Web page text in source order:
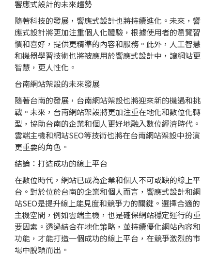
響應式設計的未來趨勢
隨著科技的發展，響應式設計也將持續進化。未來，響
應式設計將更加注重個人化體驗，根據使用者的瀏覽習
慣和喜好，提供更精準的內容和服務。此外，人工智慧
和機器學習技術也將被應用於響應式設計中，讓網站更
智慧，更人性化。
台南網站架設的未來發展
隨著台南的發展，台南網站架設也將迎來新的機遇和挑
戰。未來，台南網站架設將更加注重在地化和數位化轉
型，協助台南的企業和個人更好地融入數位經濟時代。
雲端主機和網站SEO等技術也將在台南網站架設中扮演
更重要的角色。
結論：打造成功的線上平台
在數位時代，網站已成為企業和個人不可或缺的線上平
台。對於位於台南的企業和個人而言，響應式設計和網
站SEO是提升線上能見度和競爭力的關鍵。選擇合適的
主機空間，例如雲端主機，也是確保網站穩定運行的重
要因素。透過結合在地化策略，並持續優化網站內容和
功能，才能打造一個成功的線上平台，在競爭激烈的市
場中脫穎而出。